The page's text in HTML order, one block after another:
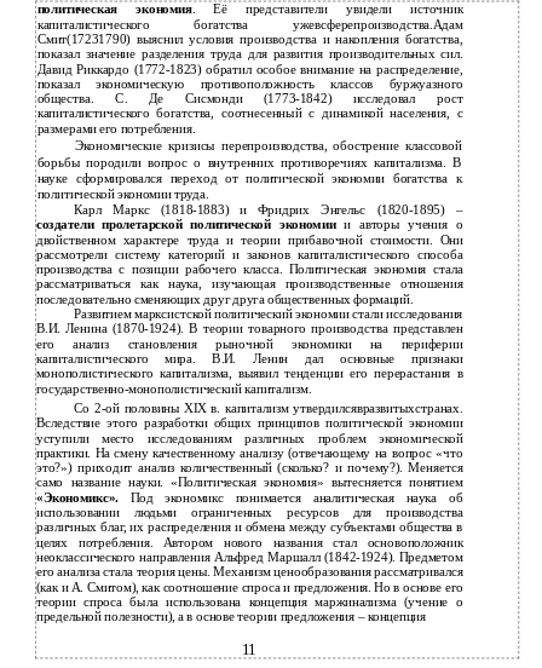
политическая экономия. Её представители увидели источник
капиталистического богатства ужевсферепроизводства.Адам
Смит(17231790) выяснил условия производства и накопления богатства,
показал значение разделения труда для развития производительных сил.
Давид Риккардо (1772-1823) обратил особое внимание на распределение,
показал экономическую противоположность классов буржуазного
общества. С. Де Сисмонди (1773-1842) исследовал рост
капиталистического богатства, соотнесенный с динамикой населения, с
размерами его потребления.
Экономические кризисы перепроизводства, обострение классовой
борьбы породили вопрос о внутренних противоречиях капитализма. В
науке сформировался переход от политической экономии богатства к
политической экономии труда.
Карл Маркс (1818-1883) и Фридрих Энгельс (1820-1895) –
создатели пролетарской политической экономиии авторы учения о
двойственном характере труда и теории прибавочной стоимости. Они
рассмотрели систему категорий и законов капиталистического способа
производства с позиции рабочего класса. Политическая экономия стала
рассматриваться как наука, изучающая производственные отношения
последовательно сменяющих друг друга общественных формаций.
Развитием марксистской политический экономии стали исследования
В.И. Ленина (1870-1924). В теории товарного производства представлен
его анализ становления рыночной экономики на периферии
капиталистического мира. В.И. Ленин дал основные признаки
монополистического капитализма, выявил тенденции его перерастания в
государственно-монополистический капитализм.
Со 2-ой половины XIX в. капитализм утвердилсявразвитыхстранах.
Вследствие этого разработки общих принципов политической экономии
уступили место исследованиям различных проблем экономической
практики. На смену качественному анализу (отвечающему на вопрос «что
это?») приходит анализ количественный (сколько? и почему?). Меняется
само название науки. «Политическая экономия» вытесняется понятием
«Экономикс». Под экономикс понимается аналитическая наука об
использовании людьми ограниченных ресурсов для производства
различных благ, их распределения и обмена между субъектами общества в
целях потребления. Автором нового названия стал основоположник
неоклассического направления Альфред Маршалл (1842-1924). Предметом
его анализа стала теория цены. Механизм ценообразования рассматривался
(как и А. Смитом), как соотношение спроса и предложения. Но в основе его
теории спроса была использована концепция маржинализма (учение о
предельной полезности), а в основе теории предложения – концепция
11